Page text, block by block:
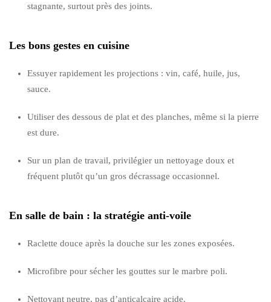
stagnante, surtout près des joints.
Les bons gestes en cuisine
Essuyer rapidement les projections : vin, café, huile, jus,
sauce.
Utiliser des dessous de plat et des planches, même si la pierre
est dure.
Sur un plan de travail, privilégier un nettoyage doux et
fréquent plutôt qu’un gros décrassage occasionnel.
En salle de bain : la stratégie anti-voile
Raclette douce après la douche sur les zones exposées.
Microfibre pour sécher les gouttes sur le marbre poli.
Nettoyant neutre, pas d’anticalcaire acide.